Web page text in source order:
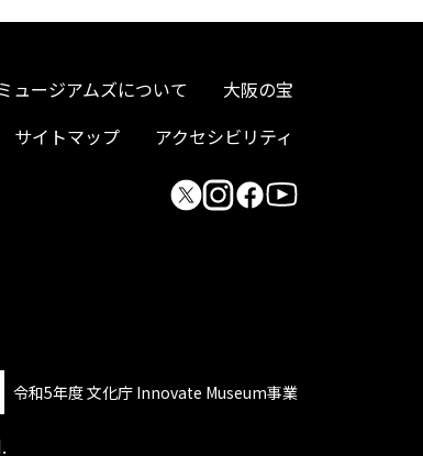
ュージアムズについて
大阪の宝
サイトマップ アクセシビリティ
令和5年度 文化庁 Innovate Museum事業